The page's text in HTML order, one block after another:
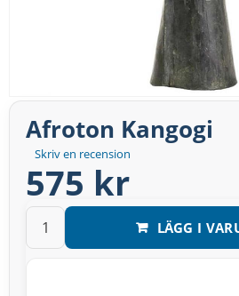
Skriv en recension
Afroton Kangogi
575 kr
LÄGG I